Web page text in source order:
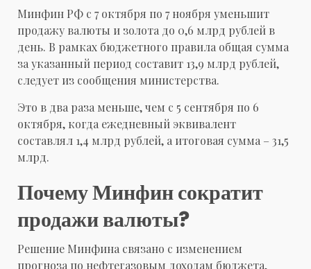
Минфин РФ с 7 октября по 7 ноября уменьшит
продажу валюты и золота до 0,6 млрд рублей в
день. В рамках бюджетного правила общая сумма
за указанный период составит 13,9 млрд рублей,
следует из сообщения министерства.
Это в два раза меньше, чем с 5 сентября по 6
октября, когда ежедневный эквивалент
составлял 1,4 млрд рублей, а итоговая сумма – 31,5
млрд.
Почему Минфин сократит
продажи валюты?
Решение Минфина связано с изменением
прогноза по нефтегазовым доходам бюджета,